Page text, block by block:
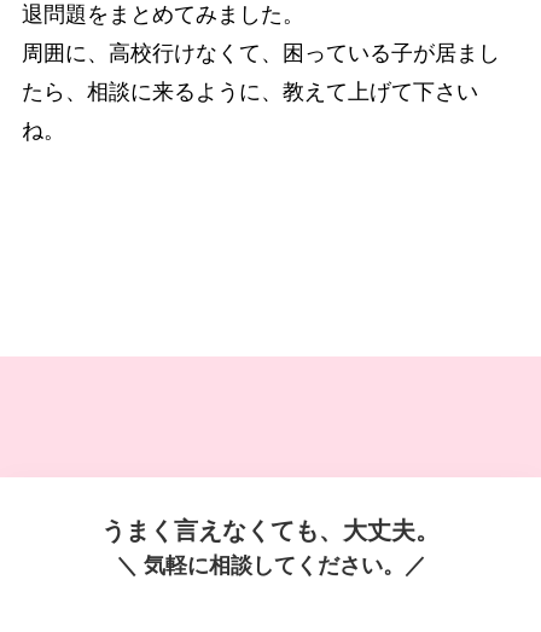
退問題をまとめてみました。
周囲に、高校行けなくて、困っている子が居まし
たら、相談に来るように、教えて上げて下さい
ね。
うまく言えなくても、大丈夫。
＼ 気軽に相談してください。／